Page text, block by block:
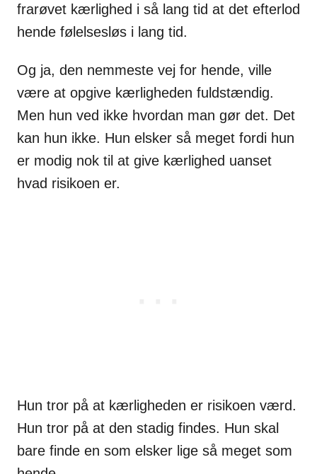
frarøvet kærlighed i så lang tid at det efterlod
hende følelsesløs i lang tid.
Og ja, den nemmeste vej for hende, ville
være at opgive kærligheden fuldstændig.
Men hun ved ikke hvordan man gør det. Det
kan hun ikke. Hun elsker så meget fordi hun
er modig nok til at give kærlighed uanset
hvad risikoen er.
Hun tror på at kærligheden er risikoen værd.
Hun tror på at den stadig findes. Hun skal
bare finde en som elsker lige så meget som